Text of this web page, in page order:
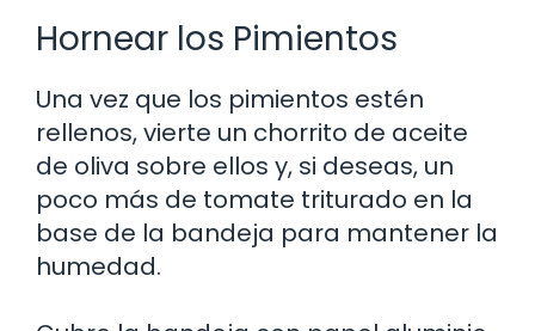
Hornear los Pimientos
Una vez que los pimientos estén
rellenos, vierte un chorrito de aceite
de oliva sobre ellos y, si deseas, un
poco más de tomate triturado en la
base de la bandeja para mantener la
humedad.